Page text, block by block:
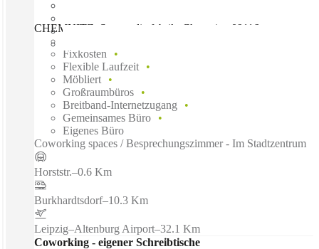
CHEMNITZ, Spaces die fabrik, Chemnitz, 09116
Fixkosten
Flexible Laufzeit
Möbliert
Großraumbüros
Breitband-Internetzugang
Gemeinsames Büro
Eigenes Büro
Coworking spaces / Besprechungszimmer - Im Stadtzentrum
Horststr.–0.6 Km
Burkhardtsdorf–10.3 Km
Leipzig–Altenburg Airport–32.1 Km
Coworking - eigener Schreibtische